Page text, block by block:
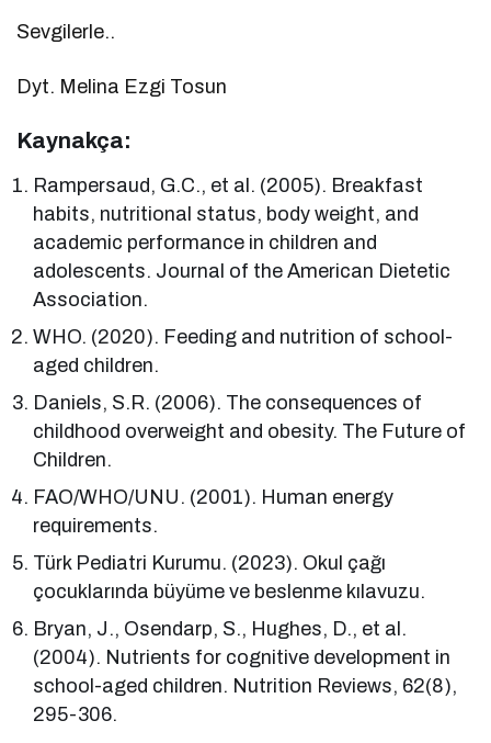
Sevgilerle..
Dyt. Melina Ezgi Tosun
Kaynakça:
Rampersaud, G.C., et al. (2005). Breakfast
habits, nutritional status, body weight, and
academic performance in children and
adolescents. Journal of the American Dietetic
Association.
WHO. (2020). Feeding and nutrition of school-
aged children.
Daniels, S.R. (2006). The consequences of
childhood overweight and obesity. The Future of
Children.
FAO/WHO/UNU. (2001). Human energy
requirements.
Türk Pediatri Kurumu. (2023). Okul çağı
çocuklarında büyüme ve beslenme kılavuzu.
Bryan, J., Osendarp, S., Hughes, D., et al.
(2004). Nutrients for cognitive development in
school-aged children. Nutrition Reviews, 62(8),
295-306.